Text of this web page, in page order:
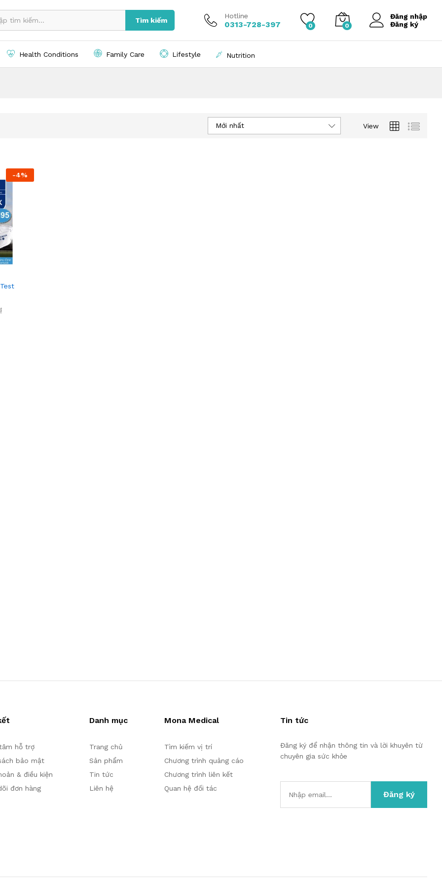
Tìm kiếm
Hotline
0313-728-397 0 0
Đăng nhập
Đăng ký
Health Conditions Family Care Lifestyle Nutrition
View
Mới nhất
-4%
hỗ trợ
bảo mật
& điều kiện
đơn hàng
Danh mục
Trang chủ
Sản phẩm
Tin tức
Liên hệ
Mona Medical
Tìm kiếm vị trí
Chương trình quảng cáo
Chương trình liên kết
Quan hệ đối tác
Tin tức
Đăng ký để nhận thông tin và lời khuyên từ
chuyên gia sức khỏe